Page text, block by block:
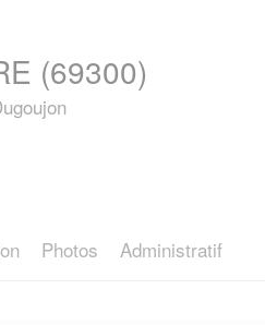
(69300)
Photos Administratif